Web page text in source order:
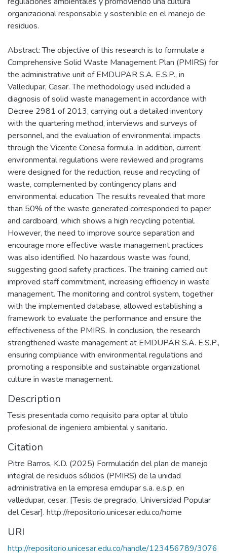
organizacional responsable y sostenible en el manejo de
residuos.
Abstract: The objective of this research is to formulate a
Comprehensive Solid Waste Management Plan (PMIRS) for
the administrative unit of EMDUPAR S.A. E.S.P., in
Valledupar, Cesar. The methodology used included a
diagnosis of solid waste management in accordance with
Decree 2981 of 2013, carrying out a detailed inventory
with the quartering method, interviews and surveys of
personnel, and the evaluation of environmental impacts
through the Vicente Conesa formula. In addition, current
environmental regulations were reviewed and programs
were designed for the reduction, reuse and recycling of
waste, complemented by contingency plans and
environmental education. The results revealed that more
than 50% of the waste generated corresponded to paper
and cardboard, which shows a high recycling potential.
However, the need to improve source separation and
encourage more effective waste management practices
was also identified. No hazardous waste was found,
suggesting good safety practices. The training carried out
improved staff commitment, increasing efficiency in waste
management. The monitoring and control system, together
with the implemented database, allowed establishing a
framework to evaluate the performance and ensure the
effectiveness of the PMIRS. In conclusion, the research
strengthened waste management at EMDUPAR S.A. E.S.P.,
ensuring compliance with environmental regulations and
promoting a responsible and sustainable organizational
culture in waste management.
Description
Tesis presentada como requisito para optar al título
profesional de ingeniero ambiental y sanitario.
Citation
Pitre Barros, K.D. (2025) Formulación del plan de manejo
integral de residuos sólidos (PMIRS) de la unidad
administrativa en la empresa emdupar s.a. e.s.p, en
valledupar, cesar. [Tesis de pregrado, Universidad Popular
del Cesar]. http://repositorio.unicesar.edu.co/home
URI
http://repositorio.unicesar.edu.co/handle/123456789/3076